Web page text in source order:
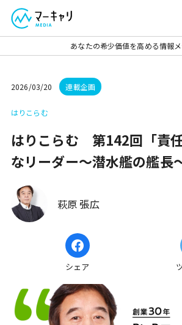
あなたの希少価値を高める情報
2026/03/20 連載企画
はりこらむ
はりこらむ 第142回「責
なリーダー～潜水艦の艦長
萩原 張広
シェア